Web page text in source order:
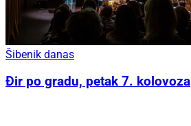
Šibenik danas
Đir po gradu, petak 7. kolovoza